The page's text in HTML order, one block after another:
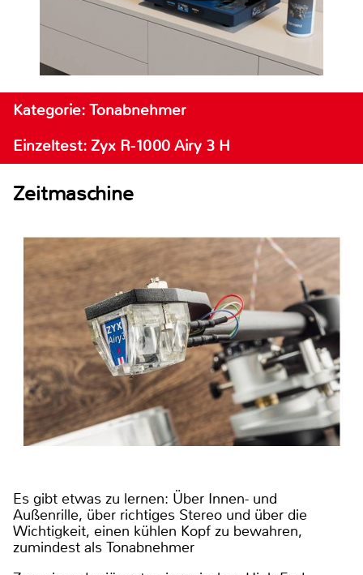
Kategorie: Tonabnehmer
Einzeltest: Zyx R-1000 Airy 3 H
Zeitmaschine
Es gibt etwas zu lernen: Über Innen- und
Außenrille, über richtiges Stereo und über die
Wichtigkeit, einen kühlen Kopf zu bewahren,
zumindest als Tonabnehmer